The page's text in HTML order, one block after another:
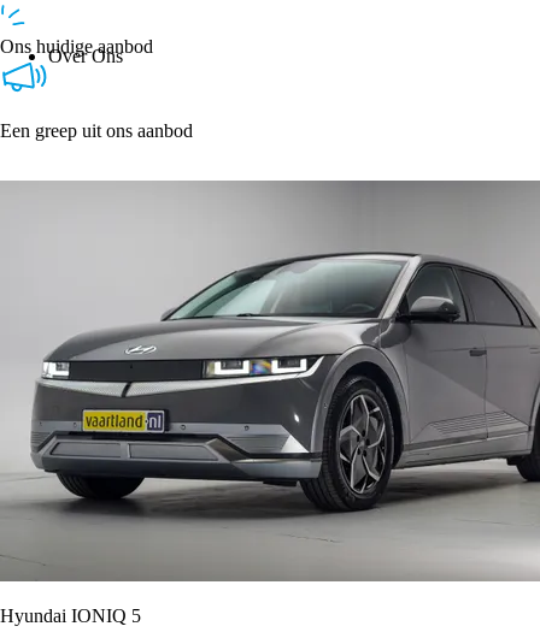
Over Ons
Ons huidige aanbod
Een greep uit ons aanbod
Hyundai IONIQ 5